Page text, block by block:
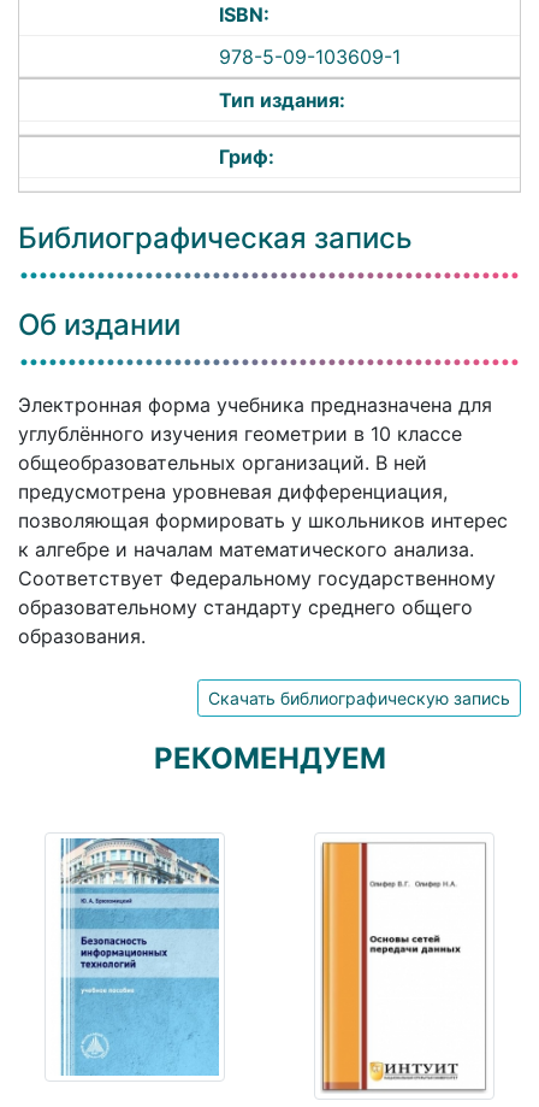
ISBN:
978-5-09-103609-1
Тип издания:
Гриф:
Библиографическая запись
Об издании
Электронная форма учебника предназначена для
углублённого изучения геометрии в 10 классе
общеобразовательных организаций. В ней
предусмотрена уровневая дифференциация,
позволяющая формировать у школьников интерес
к алгебре и началам математического анализа.
Соответствует Федеральному государственному
образовательному стандарту среднего общего
образования.
Скачать библиографическую запись
РЕКОМЕНДУЕМ